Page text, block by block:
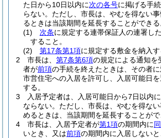
た日から10日以内に次の各号に掲げる手
らない。 ただし、市長は、やむを得ない
るときは当該期間を延長することができる
(1)
次条に規定する連帯保証人の連署し
すること。
(2)
第17条第1項に規定する敷金を納入す
2
市長は、 第7条第6項の規定による通知を
者が前項の手続を終えたときは、その者
市営住宅への入居を許可し、入居可能日
する。
3
入居予定者は、入居可能日から7日以内
ならない。 ただし、市長は、やむを得な
めるときは、当該期間を延長することがで
4
市長は、入居予定者が第1項の期間内に
いとき、又は前項の期間内に入居しない